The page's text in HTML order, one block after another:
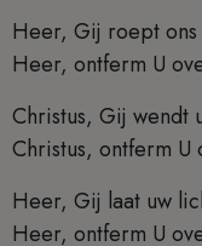
Heer, Gij roept ons
Heer, ontferm U
Christus, Gij wendt
Christus, ontferm U
Heer, Gij laat uw
Heer, ontferm U